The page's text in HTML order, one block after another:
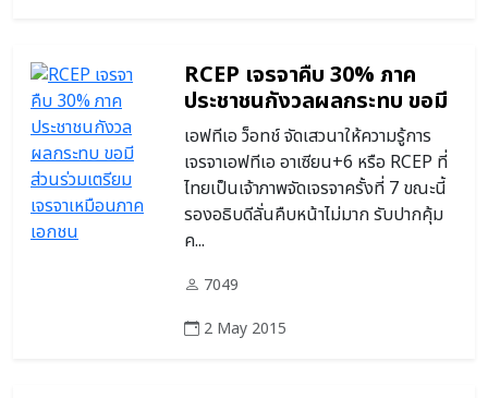
RCEP เจรจาคืบ 30% ภาค
ประชาชนกังวลผลกระทบ ขอมี
ส่วนร่วมเตรียมเจรจาเหมือน
ภาคเอกชน
เอฟทีเอ ว็อทช์ จัดเสวนาให้ความรู้การ
เจรจาเอฟทีเอ อาเซียน+6 หรือ RCEP ที่
ไทยเป็นเจ้าภาพจัดเจรจาครั้งที่ 7 ขณะนี้
รองอธิบดีลั่นคืบหน้าไม่มาก รับปากคุ้ม
ค...
7049
2 May 2015